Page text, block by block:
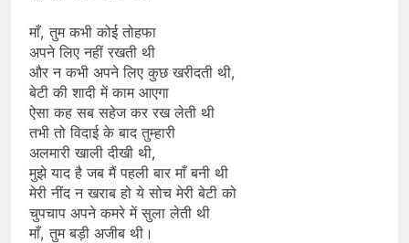
माँ, तुम कभी कोई तोहफा
अपने लिए नहीं रखती थी
और न कभी अपने लिए कुछ खरीदती थी,
बेटी की शादी में काम आएगा
ऐसा कह सब सहेज कर रख लेती थी
तभी तो विदाई के बाद तुम्हारी
अलमारी खाली दीखी थी,
मुझे याद है जब मैं पहली बार माँ बनी थी
मेरी नींद न खराब हो ये सोच मेरी बेटी को
चुपचाप अपने कमरे में सुला लेती थी
माँ, तुम बड़ी अजीब थी।